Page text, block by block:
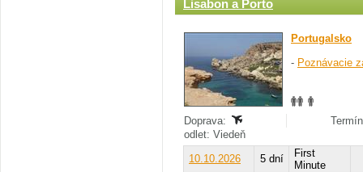
Lisabon a Porto
Portugalsko
- Poznávacie
Doprava:
odlet: Viedeň
10.10.2026
5 dní
First
Minute